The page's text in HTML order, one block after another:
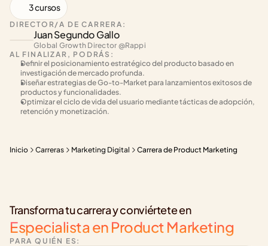
3 cursos
DIRECTOR/A DE CARRERA:
Juan Segundo Gallo
Global Growth Director @Rappi
AL FINALIZAR, PODRÁS:
Definir el posicionamiento estratégico del producto basado en
investigación de mercado profunda.
Diseñar estrategias de Go-to-Market para lanzamientos exitosos de
productos y funcionalidades.
Optimizar el ciclo de vida del usuario mediante tácticas de adopción,
retención y monetización.
Inicio Carreras Marketing Digital Carrera de Product Marketing
Transforma tu carrera y conviértete en
Especialista en Product Marketing
PARA QUIÉN ES: